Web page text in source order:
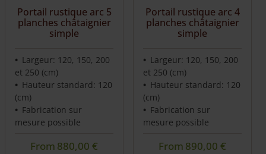
Portail rustique arc 5
planches châtaignier
simple
Largeur: 120, 150, 200
et 250 (cm)
Hauteur standard: 120
(cm)
Fabrication sur
mesure possible
From 880,00€
Portail rustique arc 4
planches châtaignier
simple
Largeur: 120, 150, 200
et 250 (cm)
Hauteur standard: 120
(cm)
Fabrication sur
mesure possible
From 890,00€